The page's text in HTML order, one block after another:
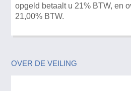
opgeld betaalt u 21% BTW, en
21,00% BTW.
OVER DE VEILING